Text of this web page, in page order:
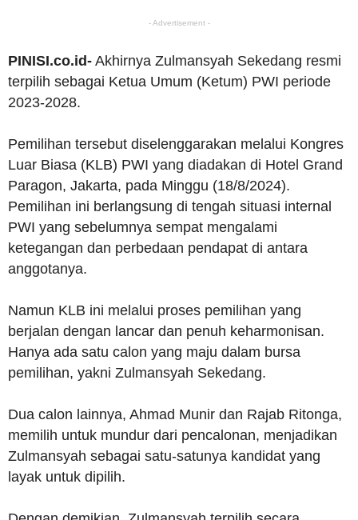
- Advertisement -
PINISI.co.id- Akhirnya Zulmansyah Sekedang resmi
terpilih sebagai Ketua Umum (Ketum) PWI periode
2023-2028.
Pemilihan tersebut diselenggarakan melalui Kongres
Luar Biasa (KLB) PWI yang diadakan di Hotel Grand
Paragon, Jakarta, pada Minggu (18/8/2024).
Pemilihan ini berlangsung di tengah situasi internal
PWI yang sebelumnya sempat mengalami
ketegangan dan perbedaan pendapat di antara
anggotanya.
Namun KLB ini melalui proses pemilihan yang
berjalan dengan lancar dan penuh keharmonisan.
Hanya ada satu calon yang maju dalam bursa
pemilihan, yakni Zulmansyah Sekedang.
Dua calon lainnya, Ahmad Munir dan Rajab Ritonga,
memilih untuk mundur dari pencalonan, menjadikan
Zulmansyah sebagai satu-satunya kandidat yang
layak untuk dipilih.